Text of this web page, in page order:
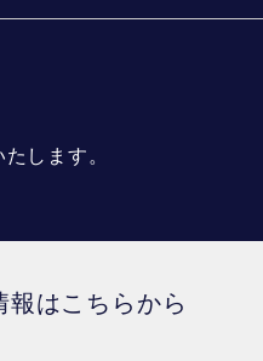
します。
はこちらから